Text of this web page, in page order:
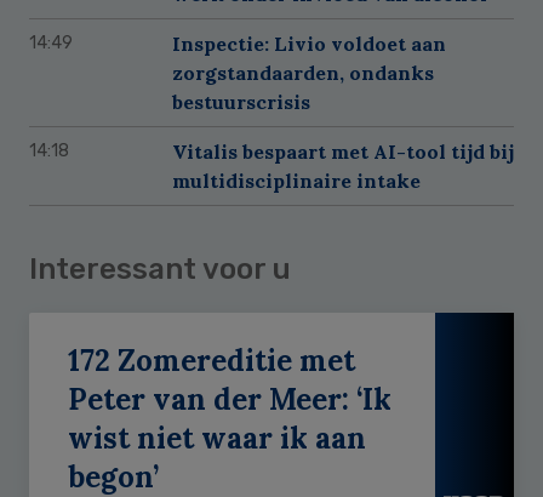
14:49
Inspectie: Livio voldoet aan
zorgstandaarden, ondanks
bestuurscrisis
14:18
Vitalis bespaart met AI-tool tijd bij
multidisciplinaire intake
Interessant voor u
172 Zomereditie met
Peter van der Meer: ‘Ik
wist niet waar ik aan
begon’